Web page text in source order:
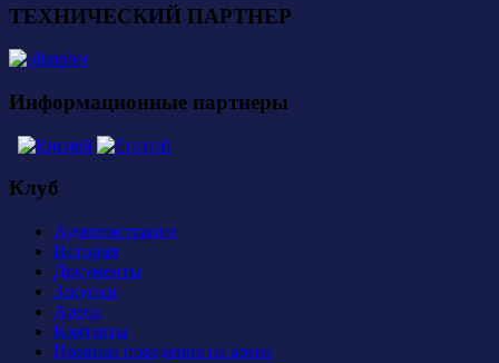
ТЕХНИЧЕСКИЙ ПАРТНЕР
Информационные партнеры
Клуб
Администрация
История
Документы
Закупки
Арена
Контакты
Правила поведения на арене